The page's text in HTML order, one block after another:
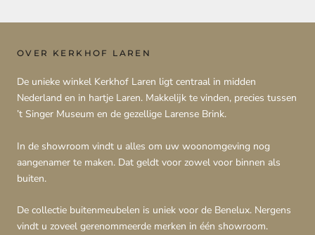
OVER KERKHOF LAREN
De unieke winkel Kerkhof Laren ligt centraal in midden
Nederland en in hartje Laren. Makkelijk te vinden, precies tussen
’t Singer Museum en de gezellige Larense Brink.
In de showroom vindt u alles om uw woonomgeving nog
aangenamer te maken. Dat geldt voor zowel voor binnen als
buiten.
De collectie buitenmeubelen is uniek voor de Benelux. Nergens
vindt u zoveel gerenommeerde merken in één showroom.